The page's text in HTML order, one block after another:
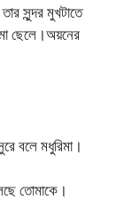
সুন্দর মুখটাতে
ছেলে।অয়নের
বলে মধুরিমা।
তোমাকে।